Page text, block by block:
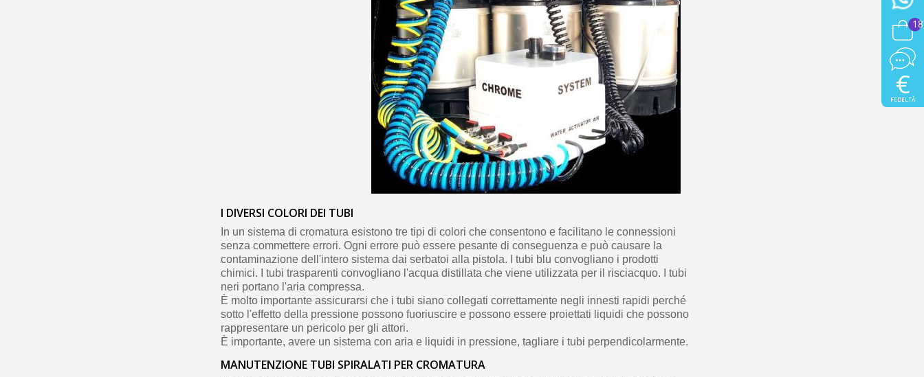
I DIVERSI COLORI DEI TUBI
In un sistema di cromatura esistono tre tipi di colori che consentono e facilitano le connessioni
senza commettere errori. Ogni errore può essere pesante di conseguenza e può causare la
contaminazione dell'intero sistema dai serbatoi alla pistola. I tubi blu convogliano i prodotti
chimici. I tubi trasparenti convogliano l'acqua distillata che viene utilizzata per il risciacquo. I tubi
neri portano l'aria compressa.
È molto importante assicurarsi che i tubi siano collegati correttamente negli innesti rapidi perché
sotto l'effetto della pressione possono fuoriuscire e possono essere proiettati liquidi che possono
rappresentare un pericolo per gli attori.
È importante, avere un sistema con aria e liquidi in pressione, tagliare i tubi perpendicolarmente.
MANUTENZIONE TUBI SPIRALATI PER CROMATURA
18
€
FEDELTÀ